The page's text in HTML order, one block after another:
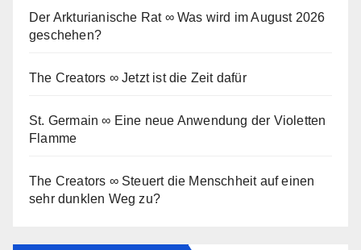
Der Arkturianische Rat ∞ Was wird im August 2026
geschehen?
The Creators ∞ Jetzt ist die Zeit dafür
St. Germain ∞ Eine neue Anwendung der Violetten
Flamme
The Creators ∞ Steuert die Menschheit auf einen
sehr dunklen Weg zu?